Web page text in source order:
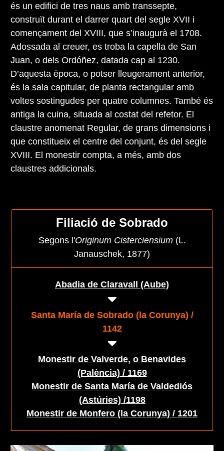
és un edifici de tres naus amb transsepte,
construït durant el darrer quart del segle XVII i
començament del XVIII, que s’inaugurà el 1708.
Adossada al creuer, es troba la capella de San
Juan, o dels Ordóñez, datada cap al 1230.
D’aquesta època, o potser lleugerament anterior,
és la sala capitular, de planta rectangular amb
voltes sostingudes per quatre columnes. També és
antiga la cuina, situada al costat del refetor. El
claustre anomenat Regular, de grans dimensions i
que constitueix el centre del conjunt, és del segle
XVIII. El monestir compta, a més, amb dos
claustres addicionals.
Filiació de Sobrado
Segons l'Originum Cisterciensium(L.
Janauschek, 1877)
Abadia de Claravall (Aube)
Santa María de Sobrado (la Corunya) /
1142
Monestir de Valverde, o Benavides
(Palència) / 1169
Monestir de Santa María de Valdediós
(Astúries) /1198
Monestir de Monfero (la Corunya) / 1201